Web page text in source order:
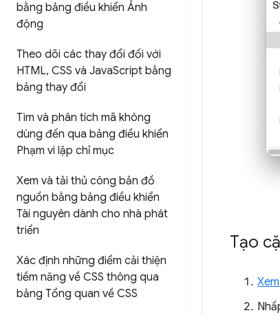
bằng bảng điều khiển Ảnh
động
Theo dõi các thay đổi đối với
HTML, CSS và JavaScript bằng
bảng thay đổi
Tìm và phân tích mã không
dùng đến qua bảng điều khiển
Phạm vi lập chỉ mục
Xem và tải thủ công bản đồ
nguồn bằng bảng điều khiển
Tài nguyên dành cho nhà phát
triển
Xác định những điểm cải thiện
tiềm năng về CSS thông qua
bảng Tổng quan về CSS
Tạo